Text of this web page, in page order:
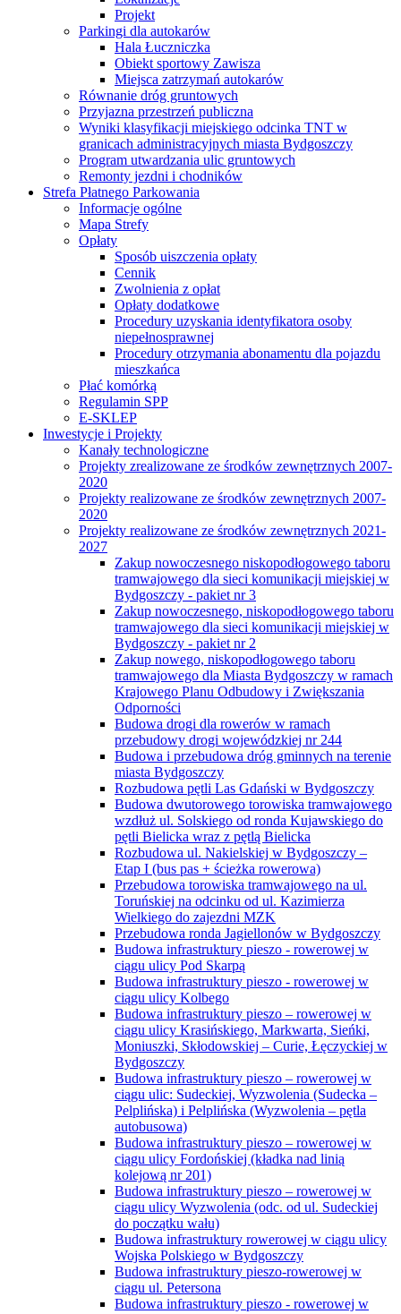
Projekt
Parkingi dla autokarów
Hala Łuczniczka
Obiekt sportowy Zawisza
Miejsca zatrzymań autokarów
Równanie dróg gruntowych
Przyjazna przestrzeń publiczna
Wyniki klasyfikacji miejskiego odcinka TNT w
granicach administracyjnych miasta Bydgoszczy
Program utwardzania ulic gruntowych
Remonty jezdni i chodników
Strefa Płatnego Parkowania
Informacje ogólne
Mapa Strefy
Opłaty
Sposób uiszczenia opłaty
Cennik
Zwolnienia z opłat
Opłaty dodatkowe
Procedury uzyskania identyfikatora osoby
niepełnosprawnej
Procedury otrzymania abonamentu dla pojazdu
mieszkańca
Płać komórką
Regulamin SPP
E-SKLEP
Inwestycje i Projekty
Kanały technologiczne
Projekty zrealizowane ze środków zewnętrznych 2007-
2020
Projekty realizowane ze środków zewnętrznych 2007-
2020
Projekty realizowane ze środków zewnętrznych 2021-
2027
Zakup nowoczesnego niskopodłogowego taboru
tramwajowego dla sieci komunikacji miejskiej w
Bydgoszczy - pakiet nr 3
Zakup nowoczesnego, niskopodłogowego taboru
tramwajowego dla sieci komunikacji miejskiej w
Bydgoszczy - pakiet nr 2
Zakup nowego, niskopodłogowego taboru
tramwajowego dla Miasta Bydgoszczy w ramach
Krajowego Planu Odbudowy i Zwiększania
Odporności
Budowa drogi dla rowerów w ramach
przebudowy drogi wojewódzkiej nr 244
Budowa i przebudowa dróg gminnych na terenie
miasta Bydgoszczy
Rozbudowa pętli Las Gdański w Bydgoszczy
Budowa dwutorowego torowiska tramwajowego
wzdłuż ul. Solskiego od ronda Kujawskiego do
pętli Bielicka wraz z pętlą Bielicka
Rozbudowa ul. Nakielskiej w Bydgoszczy –
Etap I (bus pas + ścieżka rowerowa)
Przebudowa torowiska tramwajowego na ul.
Toruńskiej na odcinku od ul. Kazimierza
Wielkiego do zajezdni MZK
Przebudowa ronda Jagiellonów w Bydgoszczy
Budowa infrastruktury pieszo - rowerowej w
ciągu ulicy Pod Skarpą
Budowa infrastruktury pieszo - rowerowej w
ciągu ulicy Kolbego
Budowa infrastruktury pieszo – rowerowej w
ciągu ulicy Krasińskiego, Markwarta, Sieńki,
Moniuszki, Skłodowskiej – Curie, Łęczyckiej w
Bydgoszczy
Budowa infrastruktury pieszo – rowerowej w
ciągu ulic: Sudeckiej, Wyzwolenia (Sudecka –
Pelplińska) i Pelplińska (Wyzwolenia – pętla
autobusowa)
Budowa infrastruktury pieszo – rowerowej w
ciągu ulicy Fordońskiej (kładka nad linią
kolejową nr 201)
Budowa infrastruktury pieszo – rowerowej w
ciągu ulicy Wyzwolenia (odc. od ul. Sudeckiej
do początku wału)
Budowa infrastruktury rowerowej w ciągu ulicy
Wojska Polskiego w Bydgoszczy
Budowa infrastruktury pieszo-rowerowej w
ciągu ul. Petersona
Budowa infrastruktury pieszo - rowerowej w